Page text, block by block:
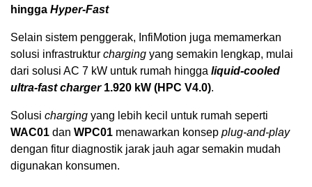
hingga Hyper-Fast
Selain sistem penggerak, InfiMotion juga memamerkan
solusi infrastruktur charging yang semakin lengkap, mulai
dari solusi AC 7 kW untuk rumah hingga liquid-cooled
ultra-fast charger 1.920 kW (HPC V4.0).
Solusi charging yang lebih kecil untuk rumah seperti
WAC01 dan WPC01 menawarkan konsep plug-and-play
dengan fitur diagnostik jarak jauh agar semakin mudah
digunakan konsumen.